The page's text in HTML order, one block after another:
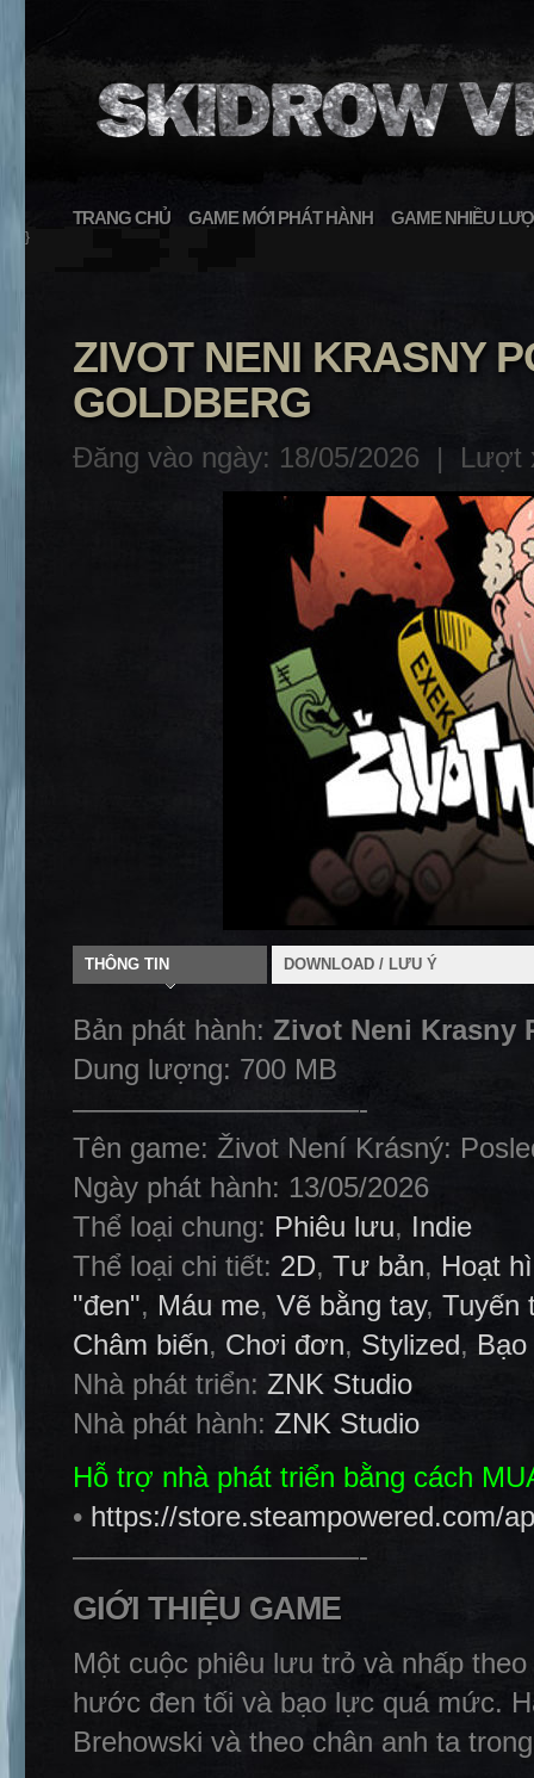
TRANG CHỦ GAME MỚI PHÁT HÀNH GAME NHIỀU
}
ZIVOT NENI KRASNY
GOLDBERG
Đăng vào ngày: 18/05/2026 | Lượt
THÔNG TIN DOWNLOAD / LƯU Ý
Bản phát hành: Zivot Neni Krasny
Dung lượng: 700 MB
——————————-
Tên game: Život Není Krásný:
Ngày phát hành: 13/05/2026
Thể loại chung: Phiêu lưu, Indie
Thể loại chi tiết: 2D, Tư bản, Hoạt
"đen", Máu me, Vẽ bằng tay, Tuyến
Châm biến, Chơi đơn, Stylized,
Nhà phát triển: ZNK Studio
Nhà phát hành: ZNK Studio
Hỗ trợ nhà phát triển bằng cách
• https://store.steampowered.com/
——————————-
GIỚI THIỆU GAME
Một cuộc phiêu lưu trỏ và nhấp
hước đen tối và bạo lực quá mức.
Brehowski và theo chân anh ta